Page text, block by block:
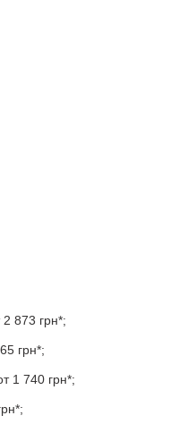
873 грн*;
грн*;
1 740 грн*;